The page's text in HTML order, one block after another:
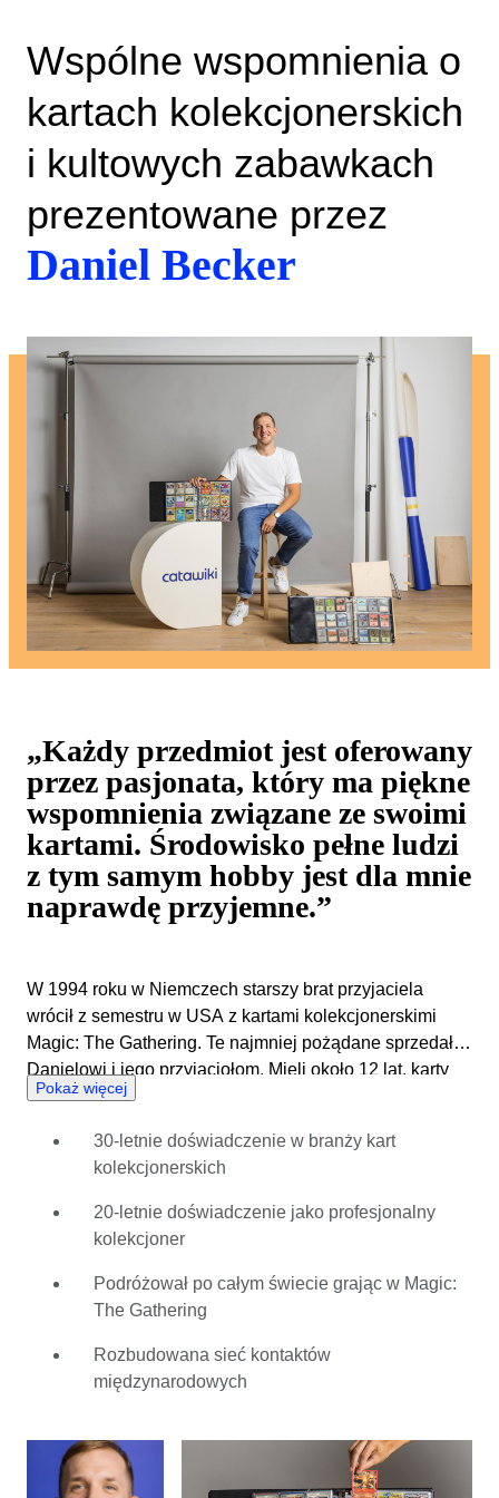
Wspólne wspomnienia o
kartach kolekcjonerskich
i kultowych zabawkach
prezentowane przez
Daniel Becker
„Każdy przedmiot jest oferowany
przez pasjonata, który ma piękne
wspomnienia związane ze swoimi
kartami. Środowisko pełne ludzi
z tym samym hobby jest dla mnie
naprawdę przyjemne.”
W 1994 roku w Niemczech starszy brat przyjaciela
wrócił z semestru w USA z kartami kolekcjonerskimi
Magic: The Gathering. Te najmniej pożądane sprzedał
Danielowi i jego przyjaciołom. Mieli około 12 lat, karty
były w języku angielskim i nie mieli pojęcia, co robią, ale
wyszukanymi dziełami fantasy, wyobrażając sobie, jak
te stworzenia i magiczne zaklęcia odegrałyby się w
prawdziwym życiu. Być może nie śmiał marzyć o tym, że
to hobby może stać się jego chlebem powszednim.
stopniowo rozszerzyła się na wszystkie elementy
popkultury. Od gier wideo po zegarki, filmy i japońską
wiedza. Podróżował po całym świecie, aby grać w
Magic: The Gathering i zaczął profesjonalnie
kontaktów złożoną z innych entuzjastów. Poza intuicją
co do kart kolekcjonerskich i kultowych zabawek, Daniel
Pokaż więcej
30-letnie doświadczenie w branży kart
kolekcjonerskich
20-letnie doświadczenie jako profesjonalny
kolekcjoner
Podróżował po całym świecie grając w Magic:
The Gathering
Rozbudowana sieć kontaktów
międzynarodowych